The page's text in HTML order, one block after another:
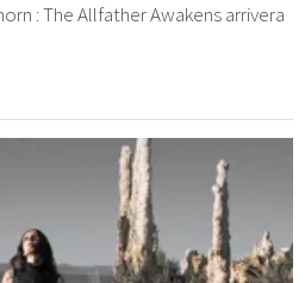
: The Allfather Awakens arrivera